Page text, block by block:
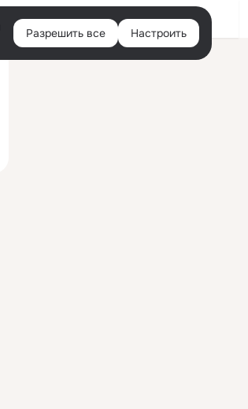
Войти
Разрешить все Настроить